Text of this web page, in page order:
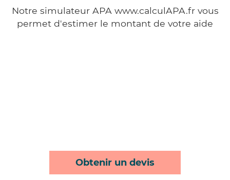
Notre simulateur APA www.calculAPA.fr vous
permet d'estimer le montant de votre aide
Obtenir un devis